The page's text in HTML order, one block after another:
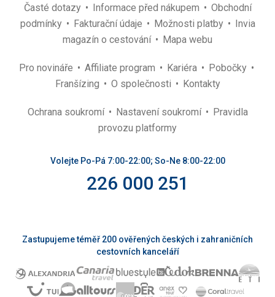
Časté dotazy Informace před nákupem
Obchodní
podmínky
Fakturační údaje Možnosti platby
Invia
magazín o cestování
Mapa webu
Pro novináře Affiliate program Kariéra
Pobočky
Franšízing
O společnosti Kontakty
Ochrana soukromí Nastavení soukromí
Pravidla
provozu platformy
Volejte Po-Pá 7:00-22:00; So-Ne 8:00-22:00
226 000 251
Zastupujeme téměř 200 ověřených českých i zahraničních
cestovních kanceláří